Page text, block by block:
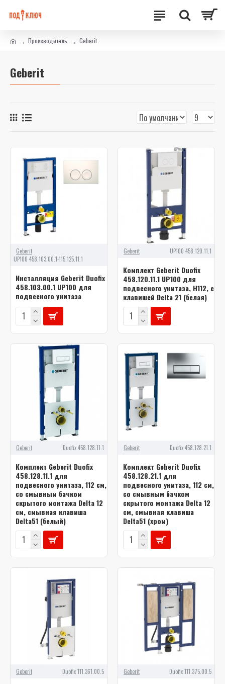
Производитель Geberit
Geberit
Geberit
UP100 458.103.00.1-115.125.11.1
Инсталляция Geberit Duofix
458.103.00.1 UP100 для
подвесного унитаза
Geberit UP100 458.120.11.1
Комплект Geberit Duofix
458.120.11.1 UP100 для
подвесного унитаза, H112, с
клавишей Delta 21 (белая)
Geberit Duofix 458.128.11.1
Комплект Geberit Duofix
458.128.11.1 для
подвесного унитаза, 112 см,
со смывным бачком
скрытого монтажа Delta 12
см, смывная клавиша
Delta51 (белый)
Geberit Duofix 458.128.21.1
Комплект Geberit Duofix
458.128.21.1 для
подвесного унитаза, 112 см,
со смывным бачком
скрытого монтажа Delta 12
см, смывная клавиша
Delta51 (хром)
Geberit Duofix 111.361.00.5 Geberit Duofix 111.375.00.5